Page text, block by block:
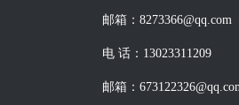
邮箱：8273366@qq.com
电 话：13023311209
邮箱：